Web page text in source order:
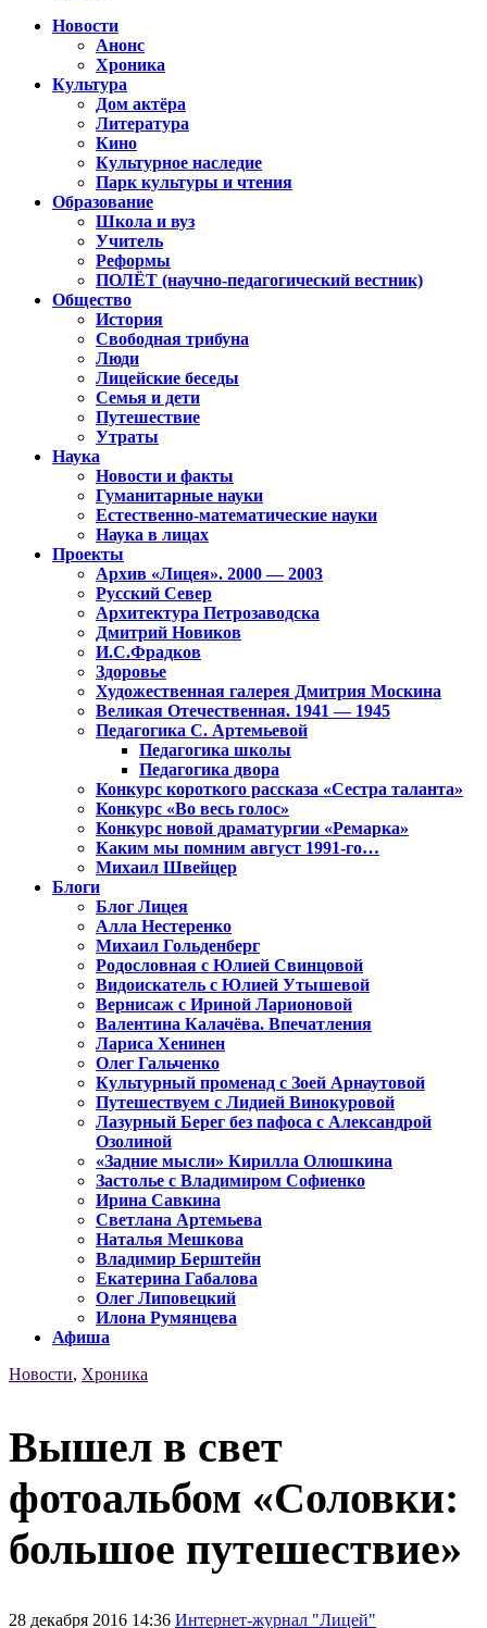
Новости
Анонс
Хроника
Культура
Дом актёра
Литература
Кино
Культурное наследие
Парк культуры и чтения
Образование
Школа и вуз
Учитель
Реформы
ПОЛЁТ (научно-педагогический вестник)
Общество
История
Свободная трибуна
Люди
Лицейские беседы
Семья и дети
Путешествие
Утраты
Наука
Новости и факты
Гуманитарные науки
Естественно-математические науки
Наука в лицах
Проекты
Архив «Лицея». 2000 — 2003
Русский Север
Архитектура Петрозаводска
Дмитрий Новиков
И.С.Фрадков
Здоровье
Художественная галерея Дмитрия Москина
Великая Отечественная. 1941 — 1945
Педагогика С. Артемьевой
Педагогика школы
Педагогика двора
Конкурс короткого рассказа «Сестра таланта»
Конкурс «Во весь голос»
Конкурс новой драматургии «Ремарка»
Каким мы помним август 1991-го…
Михаил Швейцер
Блоги
Блог Лицея
Алла Нестеренко
Михаил Гольденберг
Родословная с Юлией Свинцовой
Видоискатель с Юлией Утышевой
Вернисаж с Ириной Ларионовой
Валентина Калачёва. Впечатления
Лариса Хенинен
Олег Гальченко
Культурный променад с Зоей Арнаутовой
Путешествуем с Лидией Винокуровой
Лазурный Берег без пафоса с Александрой
Озолиной
«Задние мысли» Кирилла Олюшкина
Застолье с Владимиром Софиенко
Ирина Савкина
Светлана Артемьева
Наталья Мешкова
Владимир Берштейн
Екатерина Габалова
Олег Липовецкий
Илона Румянцева
Афиша
Новости, Хроника
Вышел в свет
фотоальбом «Соловки:
большое путешествие»
28 декабря 2016 14:36 Интернет-журнал "Лицей"